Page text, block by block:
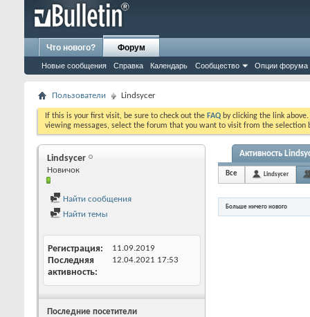
Что нового? Форум
Новые сообщения Справка Календарь Сообщество Опции форума
Пользователи Lindsycer
If this is your first visit, be sure to check out the FAQ by clicking the link
viewing messages, select the forum that you want to visit from the selection
Lindsycer
Новичок
Найти сообщения
Найти темы
Регистрация 11.09.2019
Последняя
активность
12.04.2021 17:53
Последние посетители
Активность
Все Lindsycer
Больше ничего нового